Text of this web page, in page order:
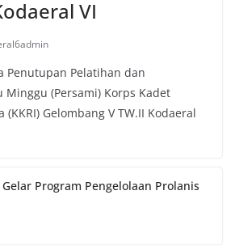
VI
Penutupan Pelatihan dan
Minggu (Persami) Korps Kadet
Gelombang V TW.II Kodaeral
Program Pengelolaan Prolanis